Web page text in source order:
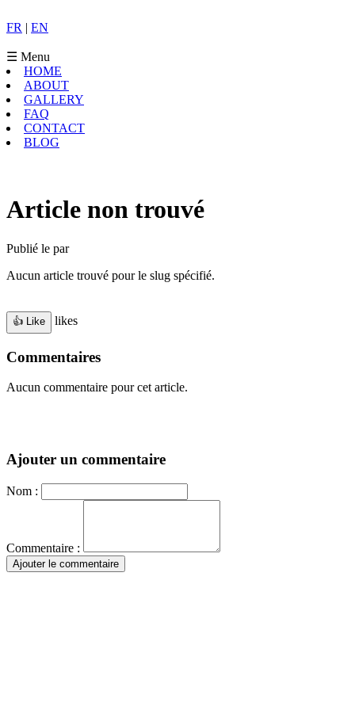
FR | EN
☰ Menu
HOME
ABOUT
GALLERY
FAQ
CONTACT
BLOG
Article non trouvé
Publié le par
Aucun article trouvé pour le slug spécifié.
likes
Commentaires
Aucun commentaire pour cet article.
Ajouter un commentaire
Nom :
Commentaire :